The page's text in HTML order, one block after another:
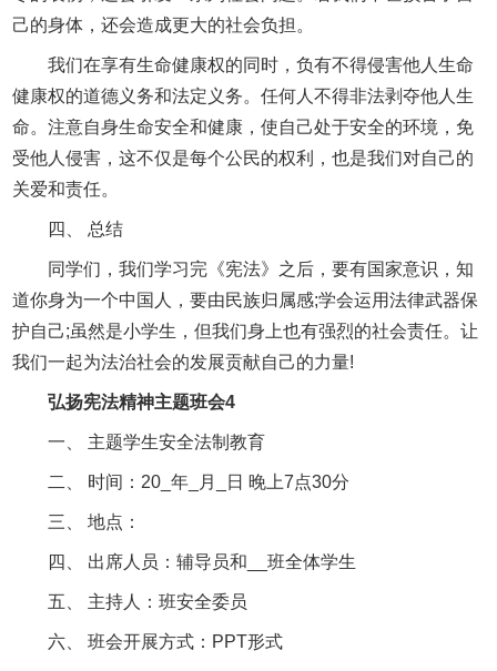
己的身体，还会造成更大的社会负担。
我们在享有生命健康权的同时，负有不得侵害他人生命
健康权的道德义务和法定义务。任何人不得非法剥夺他人生
命。注意自身生命安全和健康，使自己处于安全的环境，免
受他人侵害，这不仅是每个公民的权利，也是我们对自己的
关爱和责任。
四、 总结
同学们，我们学习完《宪法》之后，要有国家意识，知
道你身为一个中国人，要由民族归属感;学会运用法律武器保
护自己;虽然是小学生，但我们身上也有强烈的社会责任。让
我们一起为法治社会的发展贡献自己的力量!
弘扬宪法精神主题班会4
一、 主题学生安全法制教育
二、 时间：20_年_月_日 晚上7点30分
三、 地点：
四、 出席人员：辅导员和__班全体学生
五、 主持人：班安全委员
六、 班会开展方式：PPT形式